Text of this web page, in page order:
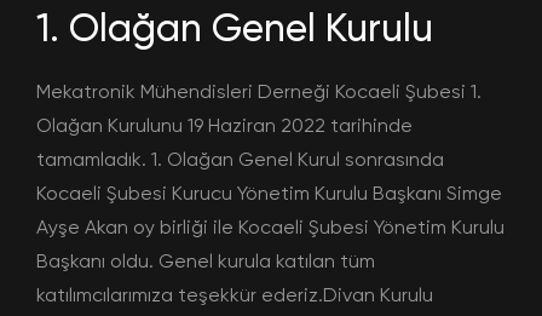
1. Olağan Genel Kurulu
Mekatronik Mühendisleri Derneği Kocaeli Şubesi 1.
Olağan Kurulunu 19 Haziran 2022 tarihinde
tamamladık. 1. Olağan Genel Kurul sonrasında
Kocaeli Şubesi Kurucu Yönetim Kurulu Başkanı Simge
Ayşe Akan oy birliği ile Kocaeli Şubesi Yönetim Kurulu
Başkanı oldu. Genel kurula katılan tüm
katılımcılarımıza teşekkür ederiz.Divan Kurulu